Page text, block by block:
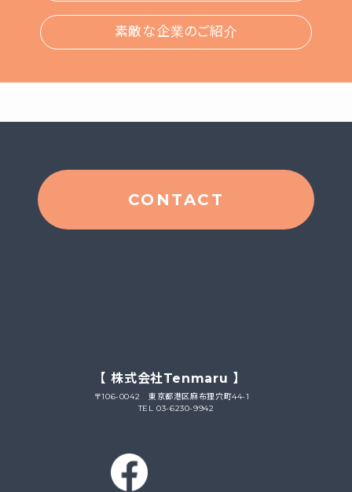
素敵な企業のご紹介
CONTACT
【 株式会社Tenmaru 】
〒106-0042 東京都港区麻布狸穴町44-1